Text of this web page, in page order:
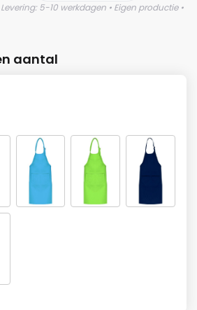
5-10 werkdagen • Eigen productie •
aantal